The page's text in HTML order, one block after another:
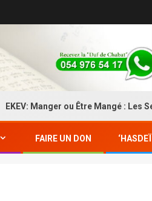
ou Être Mangé : Les Secrets
FAIRE UN DON